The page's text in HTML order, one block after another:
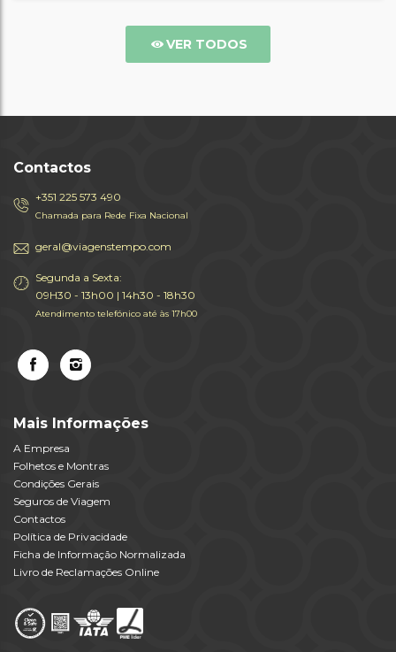
VER TODOS
Contactos
+351 225 573 490
Chamada para Rede Fixa Nacional
geral@viagenstempo.com
Segunda a Sexta:
09H30 - 13h00 | 14h30 - 18h30
Atendimento telefónico até às 17h00
Mais Informações
A Empresa
Folhetos e Montras
Condições Gerais
Seguros de Viagem
Contactos
Política de Privacidade
Ficha de Informação Normalizada
Livro de Reclamações Online